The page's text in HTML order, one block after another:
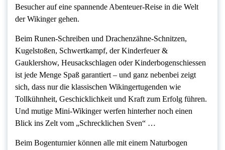
Besucher auf eine spannende Abenteuer-Reise in die Welt
der Wikinger gehen.
Beim Runen-Schreiben und Drachenzähne-Schnitzen,
Kugelstoßen, Schwertkampf, der Kinderfeuer &
Gauklershow, Heusackschlagen oder Kinderbogenschiessen
ist jede Menge Spaß garantiert – und ganz nebenbei zeigt
sich, dass nur die klassischen Wikingertugenden wie
Tollkühnheit, Geschicklichkeit und Kraft zum Erfolg führen.
Und mutige Mini-Wikinger werfen hinterher noch einen
Blick ins Zelt vom „Schrecklichen Sven“ …
Beim Bogenturnier können alle mit einem Naturbogen